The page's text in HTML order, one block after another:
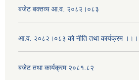
बजेट बक्तव्य आ.व. २०८२।०८३
आ.व. २०८२।०८३ को नीति तथा कार्यक्रम ।।।
बजेट तथा कार्यक्रम २०८१.८२